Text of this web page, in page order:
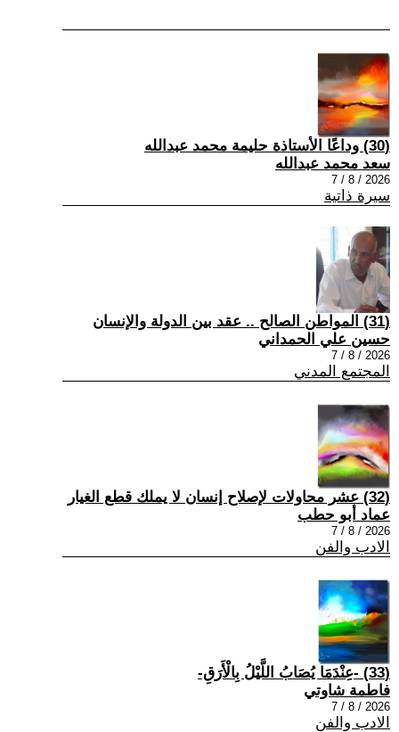
(30) وداعًا الأستاذة حليمة محمد عبدالله
سعد محمد عبدالله
2026 / 8 / 7
سيرة ذاتية
(31) المواطن الصالح .. عقد بين الدولة والإنسان
حسين علي الحمداني
2026 / 8 / 7
المجتمع المدني
(32) عشر محاولات لإصلاح إنسان لا يملك قطع الغيار
عماد أبو حطب
2026 / 8 / 7
الادب والفن
(33) -عِنْدَمَا يُصَابُ اللَّيْلُ بِالْأَرَقِ-
فاطمة شاوتي
2026 / 8 / 7
الادب والفن